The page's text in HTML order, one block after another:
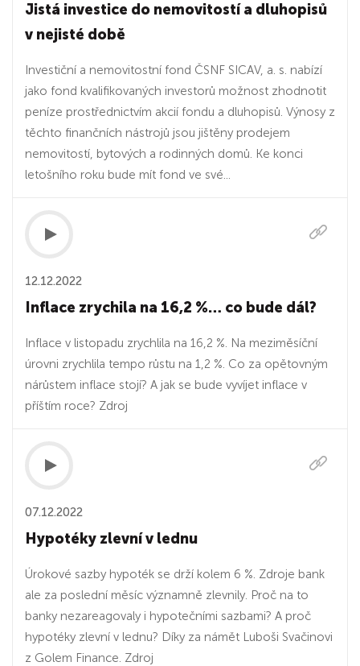
Jistá investice do nemovitostí a dluhopisů
v nejisté době
Investiční a nemovitostní fond ČSNF SICAV, a. s. nabízí
jako fond kvalifikovaných investorů možnost zhodnotit
peníze prostřednictvím akcií fondu a dluhopisů. Výnosy z
těchto finančních nástrojů jsou jištěny prodejem
nemovitostí, bytových a rodinných domů. Ke konci
letošního roku bude mít fond ve své...
12.12.2022
Inflace zrychila na 16,2 %… co bude dál?
Inflace v listopadu zrychlila na 16,2 %. Na meziměsíční
úrovni zrychlila tempo růstu na 1,2 %. Co za opětovným
nárůstem inflace stojí? A jak se bude vyvíjet inflace v
příštím roce? Zdroj
07.12.2022
Hypotéky zlevní v lednu
Úrokové sazby hypoték se drží kolem 6 %. Zdroje bank
ale za poslední měsíc významně zlevnily. Proč na to
banky nezareagovaly i hypotečními sazbami? A proč
hypotéky zlevní v lednu? Díky za námět Luboši Svačinovi
z Golem Finance. Zdroj